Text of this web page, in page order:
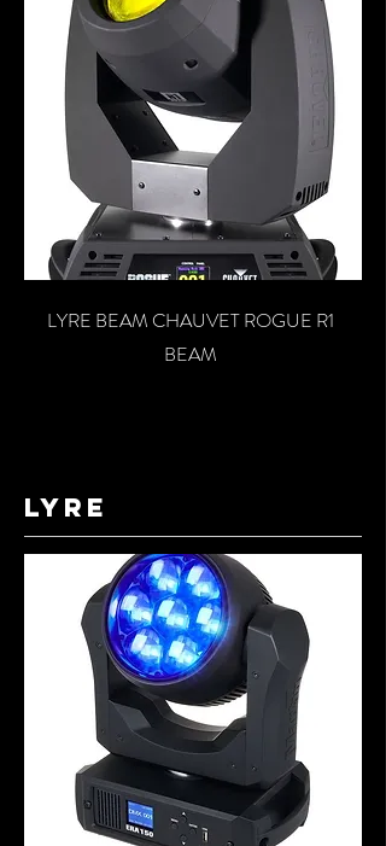
LYRE BEAM CHAUVET ROGUE R1
BEAM
lyre